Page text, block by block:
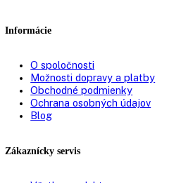
85
85,5
86
87
87,4
88
90,1